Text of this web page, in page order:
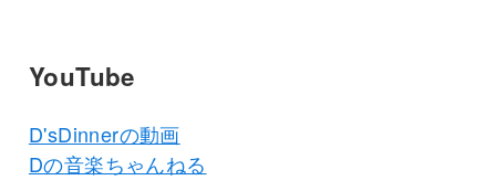
YouTube
D'sDinnerの動画
Dの音楽ちゃんねる